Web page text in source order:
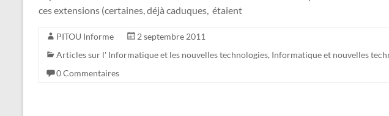
ces extensions (certaines, déjà caduques, étaient
PITOU Informe
2 septembre 2011
Articles sur l' Informatique et les nouvelles technologies, Informatique et nouvelles
0 Commentaires